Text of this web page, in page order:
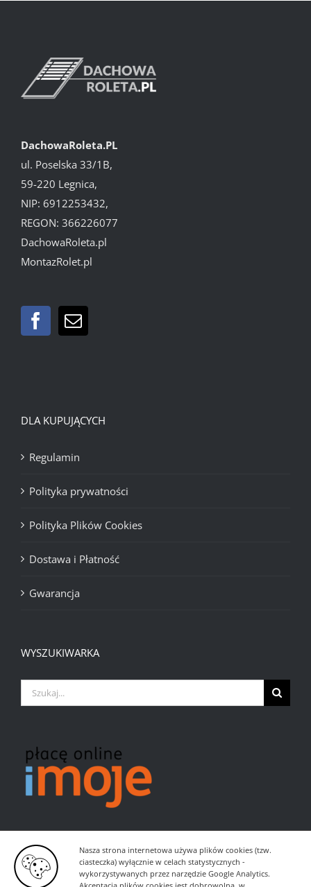
Nasza strona internetowa używa plików cookies (tzw.
ciasteczka) wyłącznie w celach statystycznych -
wykorzystywanych przez narzędzie Google Analytics.
DachowaRoleta.PL
ul. Poselska 33/1B,
59-220 Legnica,
NIP: 6912253432,
REGON: 366226077
DachowaRoleta.pl
MontazRolet.pl
DLA KUPUJĄCYCH
Regulamin
Polityka prywatności
Polityka Plików Cookies
Dostawa i Płatność
Gwarancja
WYSZUKIWARKA
Szukaj